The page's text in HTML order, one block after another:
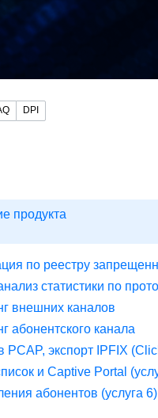
DPI
продукта
по реестру
статистики по
внешних каналов
абонентского канала
PCAP, экспорт IPFIX
и Captive Portal
абонентов (услуга 6)